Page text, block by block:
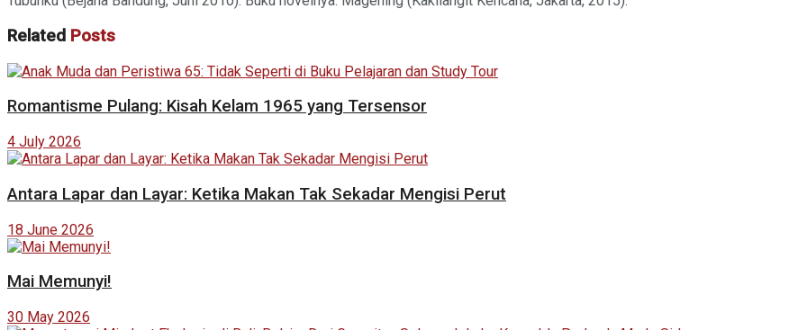
Related Posts
Romantisme Pulang: Kisah Kelam 1965 yang Tersensor
4 July 2026
Antara Lapar dan Layar: Ketika Makan Tak Sekadar Mengisi Perut
18 June 2026
Mai Memunyi!
30 May 2026